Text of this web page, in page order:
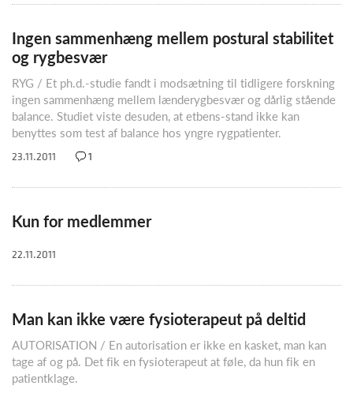
Ingen sammenhæng mellem postural stabilitet
og rygbesvær
RYG / Et ph.d.-studie fandt i modsætning til tidligere forskning
ingen sammenhæng mellem lænderygbesvær og dårlig stående
balance. Studiet viste desuden, at etbens-stand ikke kan
benyttes som test af balance hos yngre rygpatienter.
23.11.2011 1
Kun for medlemmer
22.11.2011
Man kan ikke være fysioterapeut på deltid
AUTORISATION / En autorisation er ikke en kasket, man kan
tage af og på. Det fik en fysioterapeut at føle, da hun fik en
patientklage.